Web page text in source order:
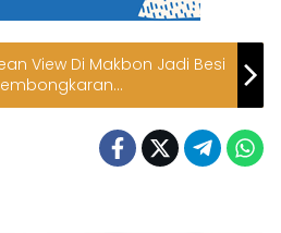
View Di Makbon Jadi Besi